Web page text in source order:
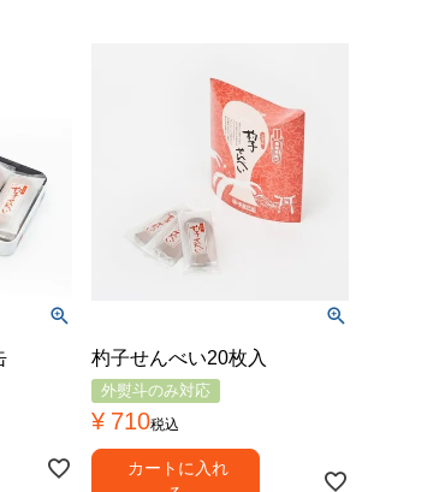
杓子せんべい20枚入
外熨斗のみ対応
¥ 710税込
カートに入れ